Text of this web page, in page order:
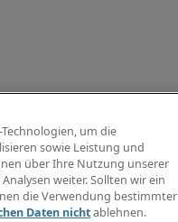
um die
sowie Leistung und
über Ihre Nutzung unserer
weiter. Sollten wir ein
die Verwendung bestimmter
Daten nichtablehnen.